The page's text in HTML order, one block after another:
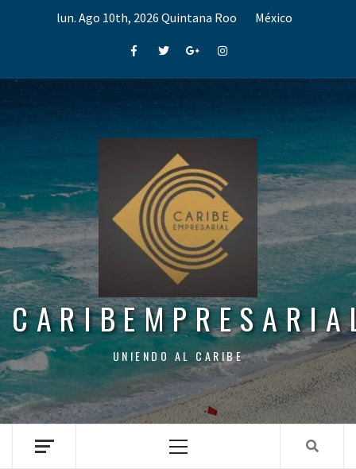
lun. Ago 10th, 2026 Quintana Roo México
FacebookTwitterGoogle+Instagram
UNIENDO AL CARIBE
Menu